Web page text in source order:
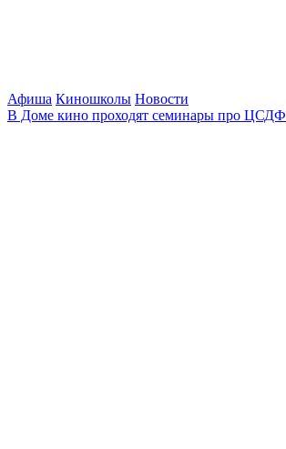
Афиша Киношколы Новости
В Доме кино проходят семинары про ЦСДФ